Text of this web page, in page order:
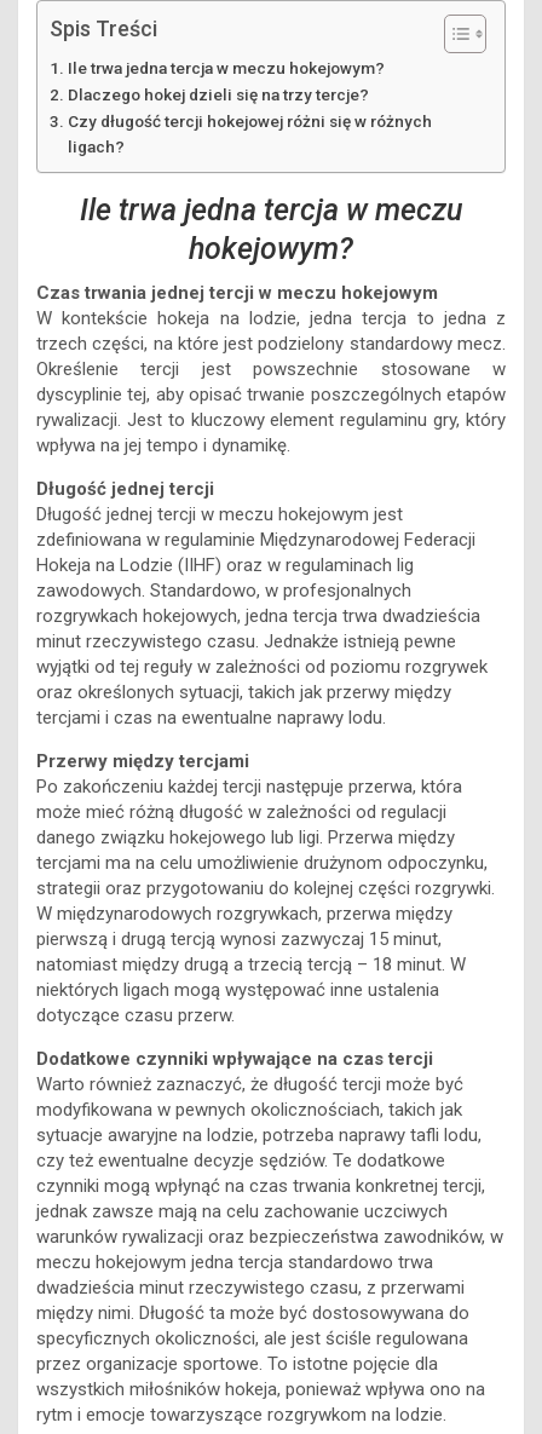
Spis Treści
Ile trwa jedna tercja w meczu hokejowym?
Dlaczego hokej dzieli się na trzy tercje?
Czy długość tercji hokejowej różni się w różnych
ligach?
Ile trwa jedna tercja w meczu
hokejowym?
Czas trwania jednej tercji w meczu hokejowym
W kontekście hokeja na lodzie, jedna tercja to jedna z
trzech części, na które jest podzielony standardowy mecz.
Określenie tercji jest powszechnie stosowane w
dyscyplinie tej, aby opisać trwanie poszczególnych etapów
rywalizacji. Jest to kluczowy element regulaminu gry, który
wpływa na jej tempo i dynamikę.
Długość jednej tercji
Długość jednej tercji w meczu hokejowym jest
zdefiniowana w regulaminie Międzynarodowej Federacji
Hokeja na Lodzie (IIHF) oraz w regulaminach lig
zawodowych. Standardowo, w profesjonalnych
rozgrywkach hokejowych, jedna tercja trwa dwadzieścia
minut rzeczywistego czasu. Jednakże istnieją pewne
wyjątki od tej reguły w zależności od poziomu rozgrywek
oraz określonych sytuacji, takich jak przerwy między
tercjami i czas na ewentualne naprawy lodu.
Przerwy między tercjami
Po zakończeniu każdej tercji następuje przerwa, która
może mieć różną długość w zależności od regulacji
danego związku hokejowego lub ligi. Przerwa między
tercjami ma na celu umożliwienie drużynom odpoczynku,
strategii oraz przygotowaniu do kolejnej części rozgrywki.
W międzynarodowych rozgrywkach, przerwa między
pierwszą i drugą tercją wynosi zazwyczaj 15 minut,
natomiast między drugą a trzecią tercją – 18 minut. W
niektórych ligach mogą występować inne ustalenia
dotyczące czasu przerw.
Dodatkowe czynniki wpływające na czas tercji
Warto również zaznaczyć, że długość tercji może być
modyfikowana w pewnych okolicznościach, takich jak
sytuacje awaryjne na lodzie, potrzeba naprawy tafli lodu,
czy też ewentualne decyzje sędziów. Te dodatkowe
czynniki mogą wpłynąć na czas trwania konkretnej tercji,
jednak zawsze mają na celu zachowanie uczciwych
warunków rywalizacji oraz bezpieczeństwa zawodników, w
meczu hokejowym jedna tercja standardowo trwa
dwadzieścia minut rzeczywistego czasu, z przerwami
między nimi. Długość ta może być dostosowywana do
specyficznych okoliczności, ale jest ściśle regulowana
przez organizacje sportowe. To istotne pojęcie dla
wszystkich miłośników hokeja, ponieważ wpływa ono na
rytm i emocje towarzyszące rozgrywkom na lodzie.